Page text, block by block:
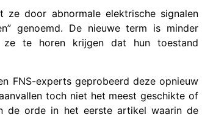
ze door abnormale elektrische signalen
genoemd. De nieuwe term is minder
ze te horen krijgen dat hun toestand
FNS-experts geprobeerd deze opnieuw
toch niet het meest geschikte of
de orde in het eerste artikel waarin de